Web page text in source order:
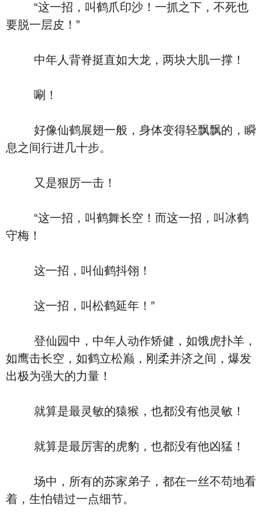
“这一招，叫鹤爪印沙！一抓之下，不死也
要脱一层皮！”
中年人背脊挺直如大龙，两块大肌一撑！
唰！
好像仙鹤展翅一般，身体变得轻飘飘的，瞬
息之间行进几十步。
又是狠厉一击！
“这一招，叫鹤舞长空！而这一招，叫冰鹤
守梅！
这一招，叫仙鹤抖翎！
这一招，叫松鹤延年！”
登仙园中，中年人动作矫健，如饿虎扑羊，
如鹰击长空，如鹤立松巅，刚柔并济之间，爆发
出极为强大的力量！
就算是最灵敏的猿猴，也都没有他灵敏！
就算是最厉害的虎豹，也都没有他凶猛！
场中，所有的苏家弟子，都在一丝不苟地看
着，生怕错过一点细节。